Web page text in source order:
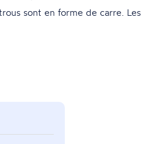
sont en forme de carre. Les